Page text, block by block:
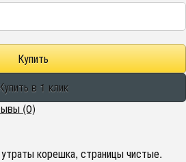
(0)
корешка, страницы чистые.